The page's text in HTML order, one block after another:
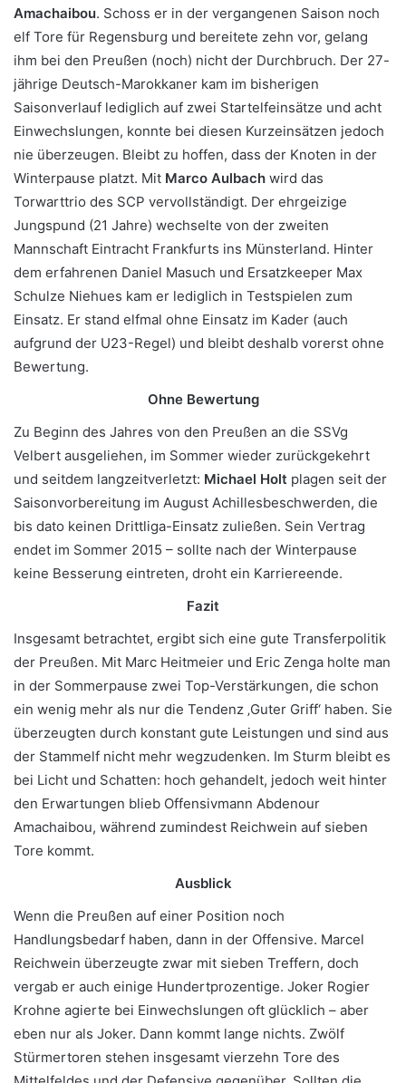
Amachaibou. Schoss er in der vergangenen Saison noch
elf Tore für Regensburg und bereitete zehn vor, gelang
ihm bei den Preußen (noch) nicht der Durchbruch. Der 27-
jährige Deutsch-Marokkaner kam im bisherigen
Saisonverlauf lediglich auf zwei Startelfeinsätze und acht
Einwechslungen, konnte bei diesen Kurzeinsätzen jedoch
nie überzeugen. Bleibt zu hoffen, dass der Knoten in der
Winterpause platzt. Mit Marco Aulbach wird das
Torwarttrio des SCP vervollständigt. Der ehrgeizige
Jungspund (21 Jahre) wechselte von der zweiten
Mannschaft Eintracht Frankfurts ins Münsterland. Hinter
dem erfahrenen Daniel Masuch und Ersatzkeeper Max
Schulze Niehues kam er lediglich in Testspielen zum
Einsatz. Er stand elfmal ohne Einsatz im Kader (auch
aufgrund der U23-Regel) und bleibt deshalb vorerst ohne
Bewertung.
Ohne Bewertung
Zu Beginn des Jahres von den Preußen an die SSVg
Velbert ausgeliehen, im Sommer wieder zurückgekehrt
und seitdem langzeitverletzt: Michael Holt plagen seit der
Saisonvorbereitung im August Achillesbeschwerden, die
bis dato keinen Drittliga-Einsatz zuließen. Sein Vertrag
endet im Sommer 2015 – sollte nach der Winterpause
keine Besserung eintreten, droht ein Karriereende.
Fazit
Insgesamt betrachtet, ergibt sich eine gute Transferpolitik
der Preußen. Mit Marc Heitmeier und Eric Zenga holte man
in der Sommerpause zwei Top-Verstärkungen, die schon
ein wenig mehr als nur die Tendenz ‚Guter Griff‘ haben. Sie
überzeugten durch konstant gute Leistungen und sind aus
der Stammelf nicht mehr wegzudenken. Im Sturm bleibt es
bei Licht und Schatten: hoch gehandelt, jedoch weit hinter
den Erwartungen blieb Offensivmann Abdenour
Amachaibou, während zumindest Reichwein auf sieben
Tore kommt.
Ausblick
Wenn die Preußen auf einer Position noch
Handlungsbedarf haben, dann in der Offensive. Marcel
Reichwein überzeugte zwar mit sieben Treffern, doch
vergab er auch einige Hundertprozentige. Joker Rogier
Krohne agierte bei Einwechslungen oft glücklich – aber
eben nur als Joker. Dann kommt lange nichts. Zwölf
Stürmertoren stehen insgesamt vierzehn Tore des